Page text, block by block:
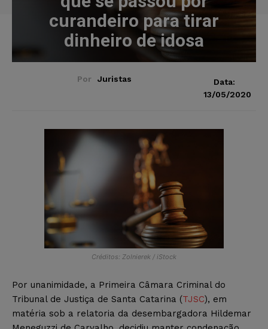
curandeiro para tirar
dinheiro de idosa
Por Juristas
Data:
13/05/2020
Créditos: Zolnierek / iStock
Por unanimidade, a Primeira Câmara Criminal do
Tribunal de Justiça de Santa Catarina (TJSC), em
matéria sob a relatoria da desembargadora Hildemar